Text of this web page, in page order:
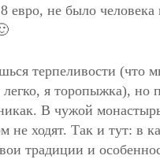
евро, не было человека
терпеливости (что
легко, я торопыжка), но
В чужой
не ходят. Так и тут: в
традиции и